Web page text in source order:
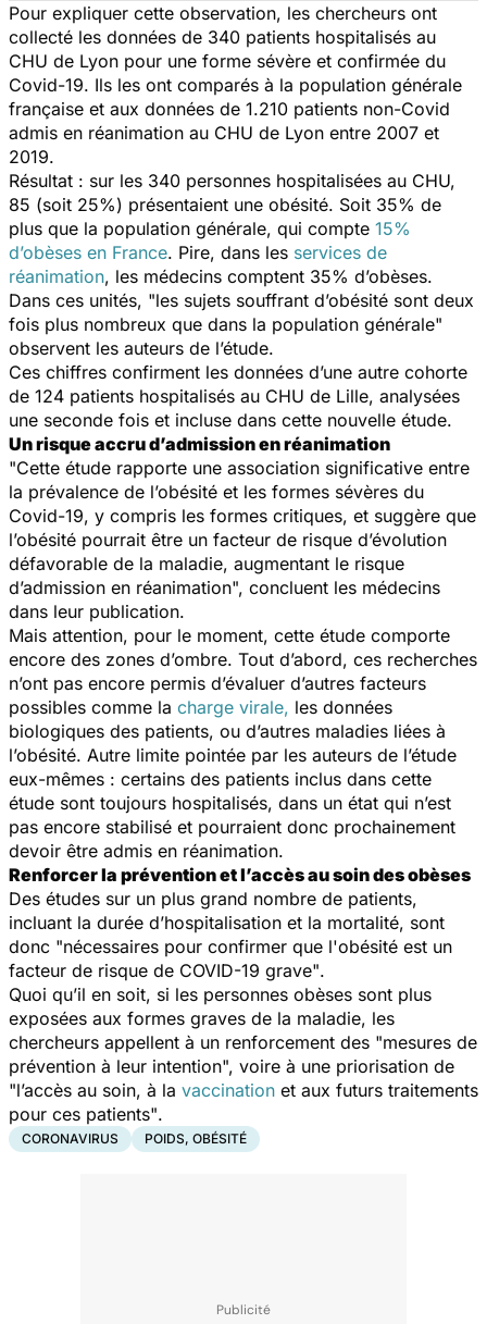
Pour expliquer cette observation, les chercheurs ont
collecté les données de 340 patients hospitalisés au
CHU de Lyon pour une forme sévère et confirmée du
Covid-19. Ils les ont comparés à la population générale
française et aux données de 1.210 patients non-Covid
admis en réanimation au CHU de Lyon entre 2007 et
2019.
Résultat : sur les 340 personnes hospitalisées au CHU,
85 (soit 25%) présentaient une obésité. Soit 35% de
plus que la population générale, qui compte 15%
d’obèses en France. Pire, dans les services de
réanimation, les médecins comptent 35% d’obèses.
Dans ces unités, "les sujets souffrant d’obésité sont deux
fois plus nombreux que dans la population générale"
observent les auteurs de l’étude.
Ces chiffres confirment les données d’une autre cohorte
de 124 patients hospitalisés au CHU de Lille, analysées
une seconde fois et incluse dans cette nouvelle étude.
Un risque accru d’admission en réanimation
"Cette étude rapporte une association significative entre
la prévalence de l’obésité et les formes sévères du
Covid-19, y compris les formes critiques, et suggère que
l’obésité pourrait être un facteur de risque d’évolution
défavorable de la maladie, augmentant le risque
d’admission en réanimation", concluent les médecins
dans leur publication.
Mais attention, pour le moment, cette étude comporte
encore des zones d’ombre. Tout d’abord, ces recherches
n’ont pas encore permis d’évaluer d’autres facteurs
possibles comme la charge virale, les données
biologiques des patients, ou d’autres maladies liées à
l’obésité. Autre limite pointée par les auteurs de l’étude
eux-mêmes : certains des patients inclus dans cette
étude sont toujours hospitalisés, dans un état qui n’est
pas encore stabilisé et pourraient donc prochainement
devoir être admis en réanimation.
Renforcer la prévention et l’accès au soin des obèses
Des études sur un plus grand nombre de patients,
incluant la durée d’hospitalisation et la mortalité, sont
donc "nécessaires pour confirmer que l'obésité est un
facteur de risque de COVID-19 grave".
Quoi qu’il en soit, si les personnes obèses sont plus
exposées aux formes graves de la maladie, les
chercheurs appellent à un renforcement des "mesures de
prévention à leur intention", voire à une priorisation de
"l’accès au soin, à la vaccination et aux futurs traitements
pour ces patients".
CORONAVIRUS POIDS, OBÉSITÉ